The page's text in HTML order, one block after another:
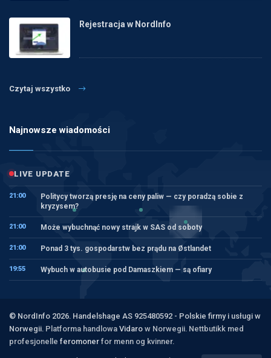
Rejestracja w NordInfo
Czytaj wszystko
Najnowsze wiadomości
LIVE UPDATE
21:00
Politycy tworzą presję na ceny paliw — czy poradzą sobie z
kryzysem?
21:00 Może wybuchnąć nowy strajk w SAS od soboty
21:00 Ponad 3 tys. gospodarstw bez prądu na Østlandet
19:55 Wybuch w autobusie pod Damaszkiem — są ofiary
© NordInfo 2026. Handelshage AS 925480592 - Polskie firmy i usługi w
Norwegii. Platforma handlowa Vidaro w Norwegii. Nettbutikk med
profesjonelle feromoner for menn og kvinner.